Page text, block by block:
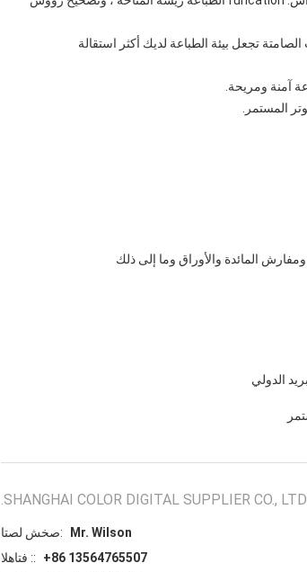
المائدة والأوراق وما إلى ذلك
الدولي
SHANGHAI COLOR DIGITAL SUPPLIER CO., LTD.
اتصل شخص:
Mr. Wilson
الهاتف ::
+86 13564765507